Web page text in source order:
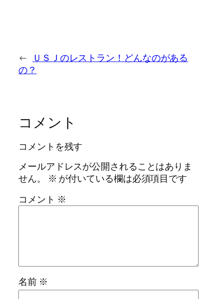
←
ＵＳＪのレストラン！どんなのがある
の？
コメント
コメントを残す
メールアドレスが公開されることはありま
せん。
※ が付いている欄は必須項目です
コメント ※
名前 ※